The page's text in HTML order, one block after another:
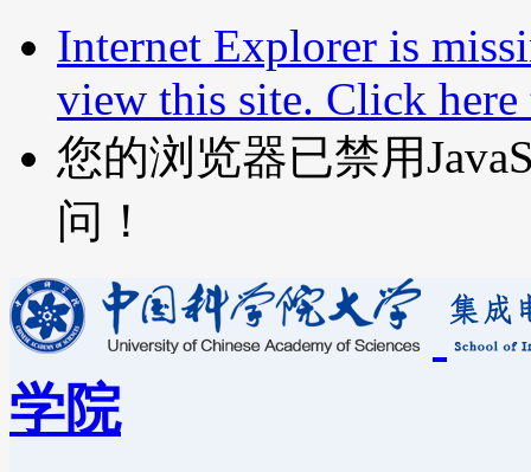
Internet Explorer is
view this site. Click
您的浏览器已禁用
问！
学院